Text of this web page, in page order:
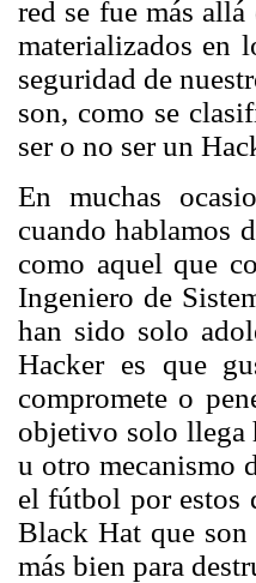
red se fue más
materializados en
seguridad de
son, como se
ser o no ser un
En muchas
cuando hablamos
como aquel que
Ingeniero de
han sido solo
Hacker es que
compromete o
objetivo solo llega
u otro mecanismo
el fútbol por estos
Black Hat que
más bien para